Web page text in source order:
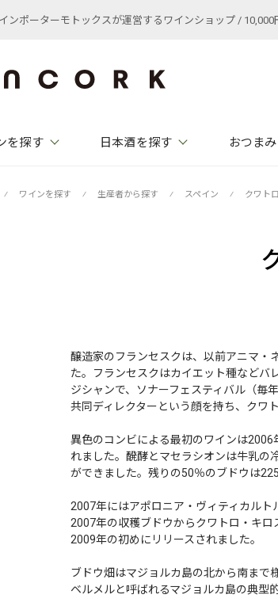
ンポーターモトックスが運営するワインショップ /
を探す 日本酒を探す おつまみ
⁄ ワインを探す ⁄ 生産者から探す ⁄ スペイン ⁄ クワト
醸造家のフランセスクは、以前アニマ・
た。フランセスクはカイエット種などバ
ジシャンで、ソナーフェスティバル（毎
共同ディレクターという顔を持ち、クワ
異色のコンビによる最初のワインは
れました。醗酵とマセラシオンは牛乳の
ができました。残りの50％のブドウは
2007年にはアポロニア・ヴィティカル
2007年の収穫ブドウからクワトロ・キ
2009年の初めにリリースされました。
ブドウ畑はマジョルカ島の北から南まで
ベルメルと呼ばれるマジョルカ島の典型